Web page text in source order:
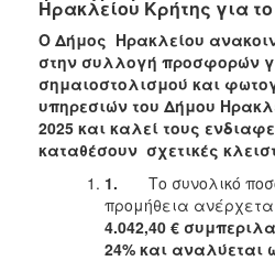
2021
2020
2019
2018
2017
2015
2013
Ηρακλείου Κρήτης για το
Ο Δήμος Ηρακλείου
στην συλλογή προσφορών
σημαιοστολισμού και
υπηρεσιών του Δήμου
2025 και καλεί τους
καταθέσουν σχετικές
1. Το συνολικό
προμήθεια
4.042,40 €
24% και αναλύεται